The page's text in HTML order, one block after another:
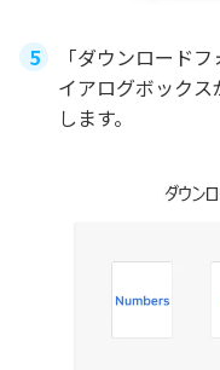
「ダウンロード
イアログボック
します。